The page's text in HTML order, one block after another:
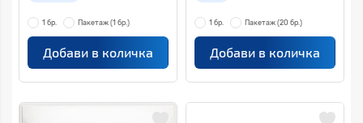
1 бр. Пакетаж (1 бр.)
Добави в количка
1 бр. Пакетаж (20 бр.)
Добави в количка